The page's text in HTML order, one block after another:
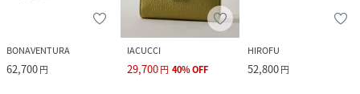
BONAVENTURA
62,700円
IACUCCI
29,700円 40%OFF
HIROFU
52,800円